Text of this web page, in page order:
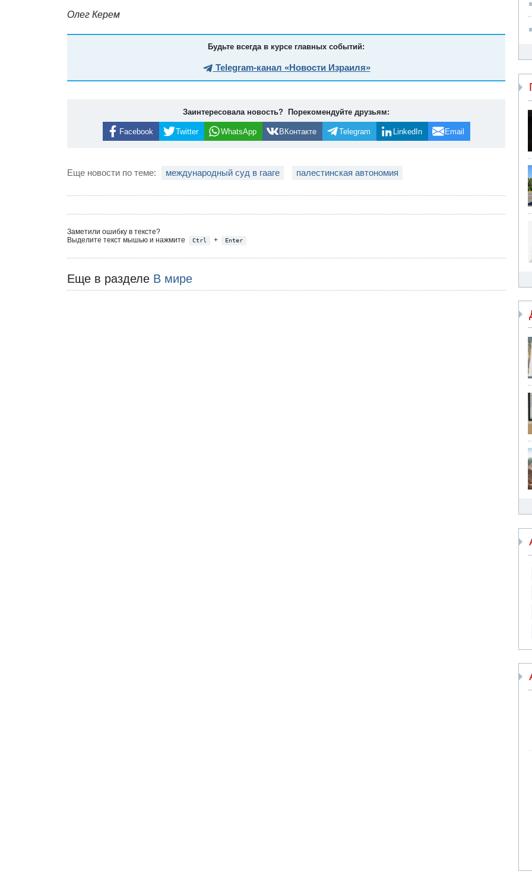
Олег Керем
Будьте всегда в курсе главных событий:
Telegram-канал «Новости Израиля»
Заинтересовала новость? Порекомендуйте друзьям:
Facebook Twitter WhatsApp ВКонтакте Telegram LinkedIn Email
Еще новости по теме: международный суд в гааге палестинская автономия
Заметили ошибку в тексте?
Выделите текст мышью и нажмите
Ctrl + Enter
Еще в разделе В мире